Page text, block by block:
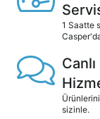
1 Saatte
sizinle.